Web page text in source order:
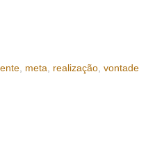
meta realização vontade